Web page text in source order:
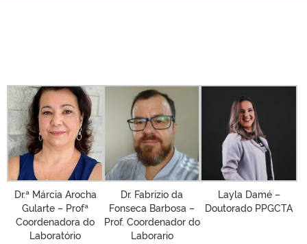
Dr.ª Márcia Arocha
Gularte – Profª
Coordenadora do
Laboratório
Dr. Fabrizio da
Fonseca Barbosa –
Prof. Coordenador do
Laborario
Layla Damé –
Doutorado PPGCTA